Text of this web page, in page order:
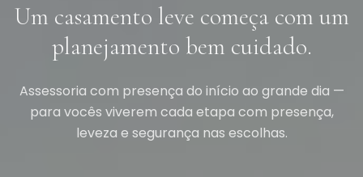
Um casamento leve começa com um
planejamento bem cuidado.
Assessoria com presença do início ao grande dia —
para vocês viverem cada etapa com presença,
leveza e segurança nas escolhas.